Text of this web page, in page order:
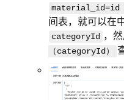
material_id=id
间表，就可以在
categoryId ，
（categoryId）